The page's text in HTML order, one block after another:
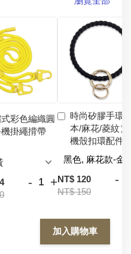
彩色編織圓
掛繩揹帶
- +
時尚矽膠手環
本/麻花/菱紋）
機殼扣環配件
NT$ 120
NT$ 150
-
加入購物車